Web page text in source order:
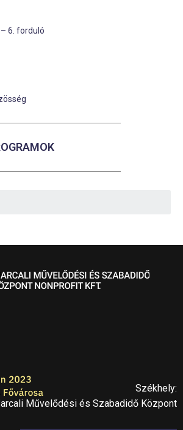
6. forduló
Székhely:
Művelődési és Szabadidő Központ